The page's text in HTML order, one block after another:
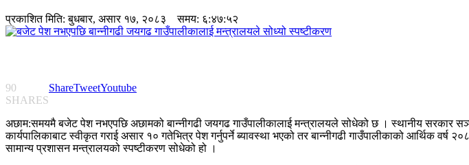
प्रकाशित मिति:बुधबार, असार १७, २०८३ समय: ६:४७:५२
90
SHARES
ShareTweetYoutube
अछाम:समयमै बजेट पेश नभएपछि अछामको बान्नीगढी जयगढ गाउँपालीकालाई मन्त्रालयले सोधेको छ । स्थानीय सरकार
कार्यपालिकाबाट स्वीकृत गराई असार १० गतेभित्र पेश गर्नुपर्ने ब्यावस्था भएको तर बान्नीगढी गाउँपालीकाको आर्थिक
सामान्य प्रशासन मन्त्रालयको स्पष्टीकरण सोधेको हो ।